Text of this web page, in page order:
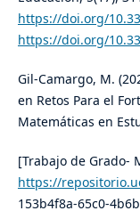
https://doi.org/
https://doi.org/
Gil-Camargo, M.
en Retos Para el
Matemáticas en
[Trabajo de Grado-
https://
153b4f8a-65c0-